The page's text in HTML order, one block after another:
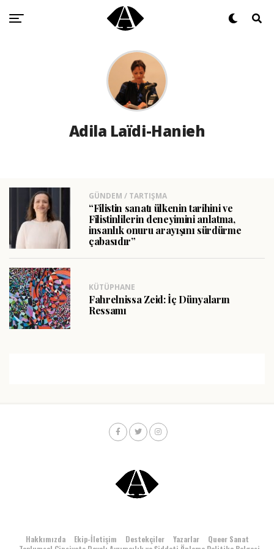
Adila Laïdi-Hanieh
GÜNDEM / TARTIŞMA
“Filistin sanatı ülkenin tarihini ve
Filistinlilerin deneyimini anlatma,
insanlık onuru arayışını sürdürme
çabasıdır”
KÜTÜPHANE
Fahrelnissa Zeid: İç Dünyaların
Ressamı
Hakkımızda Ekip-İletişim Destekçiler Yazarlar
Queer Sanat